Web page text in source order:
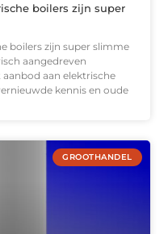
boilers zijn super
boilers zijn super slimme
aangedreven
aan elektrische
kennis en oude
GROOTHANDEL